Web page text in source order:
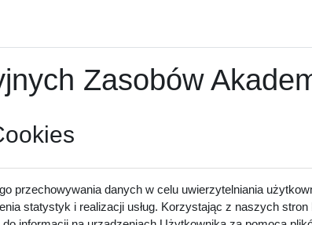
Zasobów
przechowywania danych w celu uwierzytelniania
statystyk i realizacji usług. Korzystając z naszych